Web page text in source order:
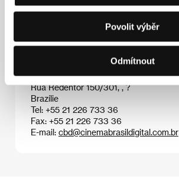
Povolit výběr
Odmítnout
Cinema Brasil Digital
Rua Redentor 150/301, , ?
Brazílie
Tel: +55 21 226 733 36
Fax: +55 21 226 733 36
E-mail: cbd@cinemabrasildigital.com.br